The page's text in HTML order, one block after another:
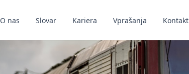
O nas Slovar Kariera Vprašanja Kontakt